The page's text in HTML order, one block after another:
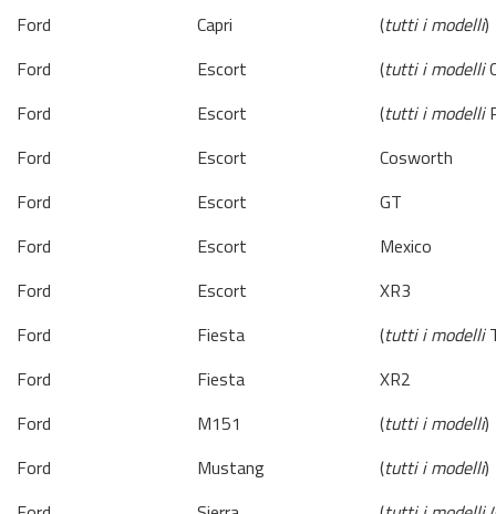
Ford
Capri (tutti i modelli)
Ford
Escort (tutti i modelli
Ford
Escort (tutti i modelli
Ford
Escort
Cosworth
Ford
Escort
GT
Ford
Escort
Mexico
Ford
Escort
XR3
Ford
Fiesta (tutti i modelli
Ford
Fiesta
XR2
Ford
M151 (tutti i modelli)
Ford
Mustang (tutti i modelli)